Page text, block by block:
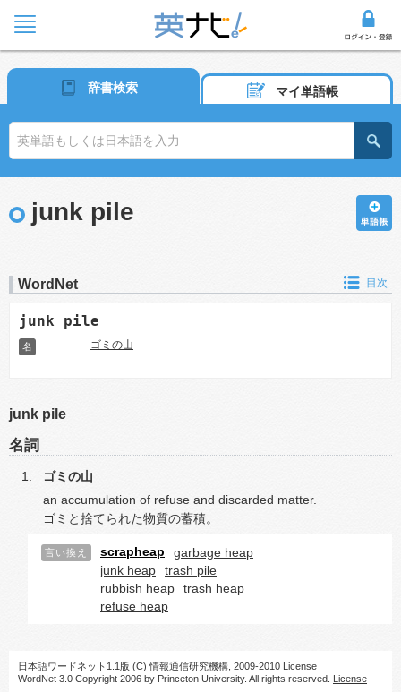
辞書検索 マイ単語帳
junk pile
WordNet 目次
junk pile
名 ゴミの山
junk pile
名詞
ゴミの山
an accumulation of refuse and discarded matter.
ゴミと捨てられた物質の蓄積。
言い換え scrapheap
garbage heap
junk heap
trash pile
rubbish heap
trash heap
refuse heap
日本語ワードネット1.1版 (C) 情報通信研究機構, 2009-2010 License
WordNet 3.0 Copyright 2006 by Princeton University. All rights reserved. License